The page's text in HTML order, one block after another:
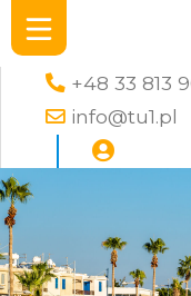
+48 33 813
info@tu1.pl